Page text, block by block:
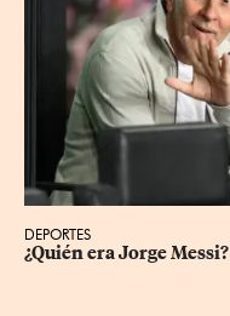
DEPORTES
¿Quién era Jorge Messi?